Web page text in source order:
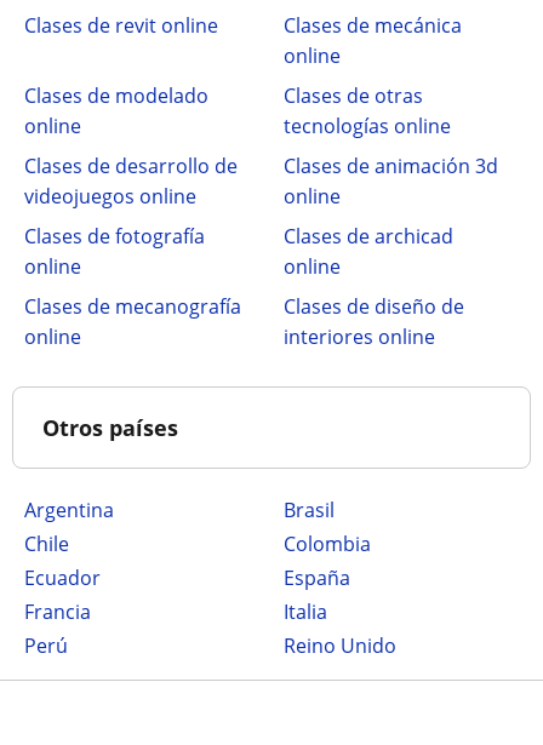
Clases de revit online
Clases de mecánica
online
Clases de modelado
online
Clases de otras
tecnologías online
Clases de desarrollo de
videojuegos online
Clases de animación 3d
online
Clases de fotografía
online
Clases de archicad
online
Clases de mecanografía
online
Clases de diseño de
interiores online
Otros países
Argentina
Brasil
Chile
Colombia
Ecuador
España
Francia
Italia
Perú
Reino Unido